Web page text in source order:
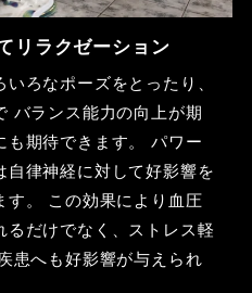
リラクゼーション
ろなポーズをとったり、
バランス能力の向上が期
も期待できます。 パワー
自律神経に対して好影響を
す。 この効果により血圧
だけでなく、ストレス軽
患へも好影響が与えられ